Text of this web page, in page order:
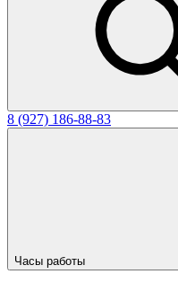
8 (927) 186-88-83
Часы работы